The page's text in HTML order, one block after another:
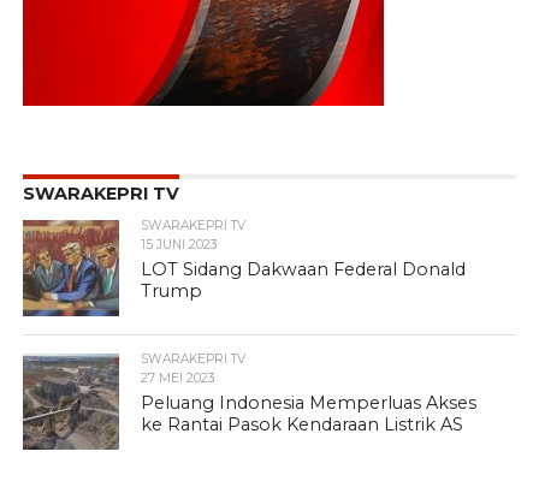
SWARAKEPRI TV
SWARAKEPRI TV
15 JUNI 2023
LOT Sidang Dakwaan Federal Donald
Trump
SWARAKEPRI TV
27 MEI 2023
Peluang Indonesia Memperluas Akses
ke Rantai Pasok Kendaraan Listrik AS